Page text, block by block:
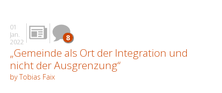
01
Jan.
2022
8
„Gemeinde als Ort der Integration und
nicht der Ausgrenzung“
by Tobias Faix